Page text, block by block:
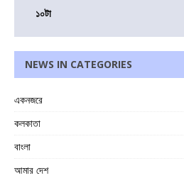
১০টা
NEWS IN CATEGORIES
একনজরে
কলকাতা
বাংলা
আমার দেশ